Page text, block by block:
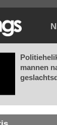
mannen